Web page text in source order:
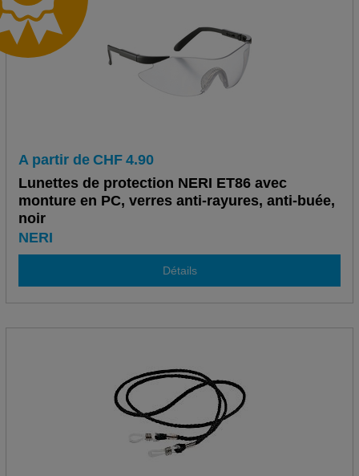
A partir de CHF 4.90
Lunettes de protection NERI ET86 avec
monture en PC, verres anti-rayures, anti-buée,
noir
NERI
Détails